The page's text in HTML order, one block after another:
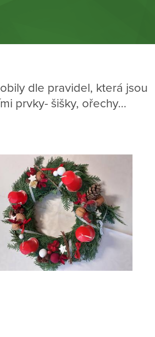
dle pravidel, která jsou
prvky- šišky, ořechy…